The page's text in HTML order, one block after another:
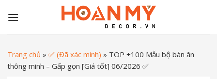
Trang chủ » ✅ (Đã xác minh) » TOP +100 Mẫu bộ bàn ăn
thông minh – Gấp gọn [Giá tốt] 06/2026 ✅